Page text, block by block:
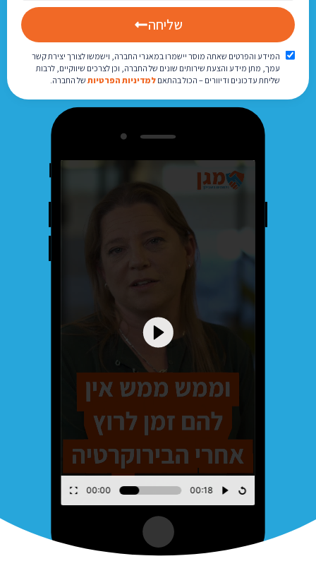
המידע והפרטים שאתה מוסר יישמרו במאגרי החברה, וישמשו לצורך יצירת קשר
עמך, מתן מידע והצעת שירותים שונים של החברה, וכן לצרכים שיווקיים, לרבות
שליחת עדכונים ודיוורים – הכול בהתאם למדיניות הפרטיות של החברה.
שליחה
00:19
00:00